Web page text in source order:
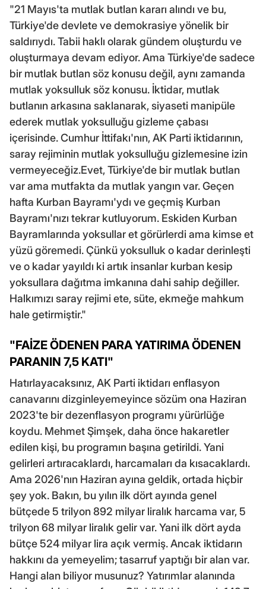
"21 Mayıs'ta mutlak butlan kararı alındı ve bu,
Türkiye'de devlete ve demokrasiye yönelik bir
saldırıydı. Tabii haklı olarak gündem oluşturdu ve
oluşturmaya devam ediyor. Ama Türkiye'de sadece
bir mutlak butlan söz konusu değil, aynı zamanda
mutlak yoksulluk söz konusu. İktidar, mutlak
butlanın arkasına saklanarak, siyaseti manipüle
ederek mutlak yoksulluğu gizleme çabası
içerisinde. Cumhur İttifakı'nın, AK Parti iktidarının,
saray rejiminin mutlak yoksulluğu gizlemesine izin
vermeyeceğiz.Evet, Türkiye'de bir mutlak butlan
var ama mutfakta da mutlak yangın var. Geçen
hafta Kurban Bayramı'ydı ve geçmiş Kurban
Bayramı'nızı tekrar kutluyorum. Eskiden Kurban
Bayramlarında yoksullar et görürlerdi ama kimse et
yüzü göremedi. Çünkü yoksulluk o kadar derinleşti
ve o kadar yayıldı ki artık insanlar kurban kesip
yoksullara dağıtma imkanına dahi sahip değiller.
Halkımızı saray rejimi ete, süte, ekmeğe mahkum
hale getirmiştir."
"FAİZE ÖDENEN PARA YATIRIMA ÖDENEN
PARANIN 7,5 KATI"
Hatırlayacaksınız, AK Parti iktidarı enflasyon
canavarını dizginleyemeyince sözüm ona Haziran
2023'te bir dezenflasyon programı yürürlüğe
koydu. Mehmet Şimşek, daha önce hakaretler
edilen kişi, bu programın başına getirildi. Yani
gelirleri artıracaklardı, harcamaları da kısacaklardı.
Ama 2026'nın Haziran ayına geldik, ortada hiçbir
şey yok. Bakın, bu yılın ilk dört ayında genel
bütçede 5 trilyon 892 milyar liralık harcama var, 5
trilyon 68 milyar liralık gelir var. Yani ilk dört ayda
bütçe 524 milyar lira açık vermiş. Ancak iktidarın
hakkını da yemeyelim; tasarruf yaptığı bir alan var.
Hangi alan biliyor musunuz? Yatırımlar alanında